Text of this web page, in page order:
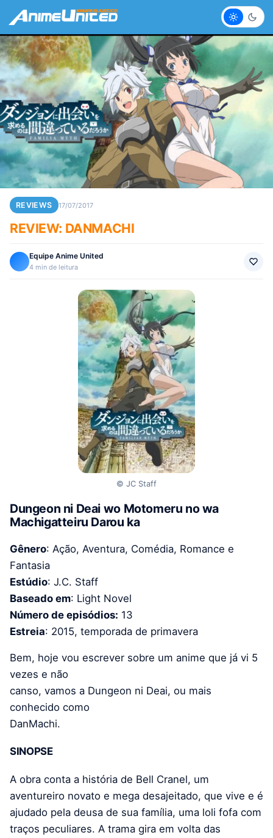
Claro
REVIEWS 17/07/2017
REVIEW: DANMACHI
Equipe Anime United
4 min de leitura
© JC Staff
Dungeon ni Deai wo Motomeru no wa
Machigatteiru Darou ka
Gênero: Ação, Aventura, Comédia, Romance e
Fantasia
Estúdio: J.C. Staff
Baseado em: Light Novel
Número de episódios: 13
Estreia: 2015, temporada de primavera
Bem, hoje vou escrever sobre um anime que já vi 5
vezes e não
canso, vamos a Dungeon ni Deai, ou mais
conhecido como
DanMachi.
SINOPSE
A obra conta a história de Bell Cranel, um
aventureiro novato e mega desajeitado, que vive e é
ajudado pela deusa de sua família, uma loli fofa com
traços peculiares. A trama gira em volta das